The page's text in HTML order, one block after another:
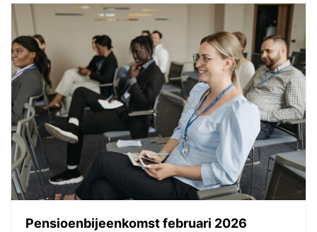
Pensioenbijeenkomst februari 2026